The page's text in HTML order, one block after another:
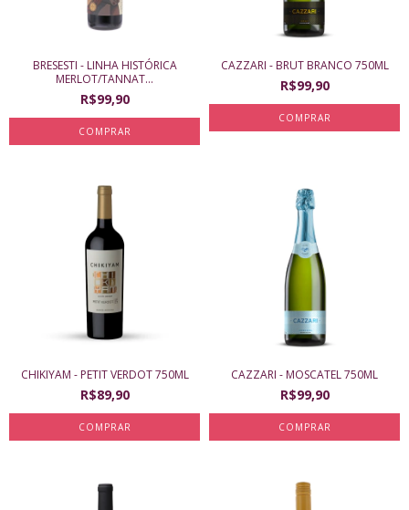
BRESESTI - LINHA HISTÓRICA
MERLOT/TANNAT...
R$99,90
CAZZARI - BRUT BRANCO 750ML
R$99,90
CHIKIYAM - PETIT VERDOT 750ML
R$89,90
CAZZARI - MOSCATEL 750ML
R$99,90